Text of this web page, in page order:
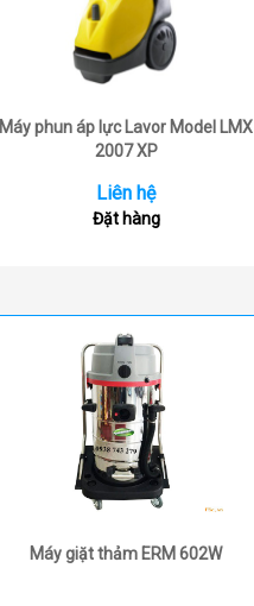
Máy phun áp lực Lavor Model LMX
2007 XP
Liên hệ
Đặt hàng
Máy giặt thảm ERM 602W